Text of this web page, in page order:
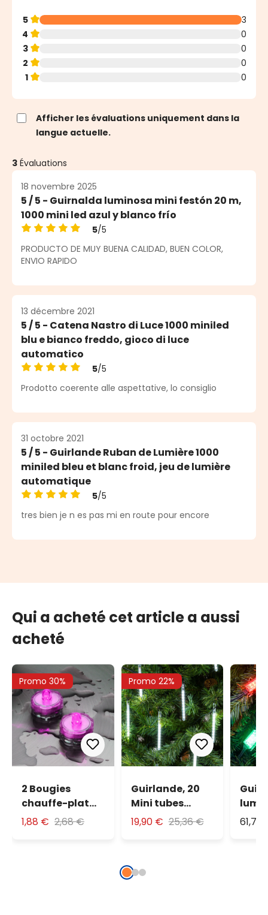
5
3
4
0
3
0
2
0
1
0
Afficher les évaluations uniquement dans la
langue actuelle.
3 Évaluations
18 novembre 2025
5 / 5 - Guirnalda luminosa mini festón 20 m,
1000 mini led azul y blanco frío
Note moyenne de 5 sur 5 étoiles
5/5
PRODUCTO DE MUY BUENA CALIDAD, BUEN COLOR,
ENVIO RAPIDO
13 décembre 2021
5 / 5 - Catena Nastro di Luce 1000 miniled
blu e bianco freddo, gioco di luce
automatico
Note moyenne de 5 sur 5 étoiles
5/5
Prodotto coerente alle aspettative, lo consiglio
31 octobre 2021
5 / 5 - Guirlande Ruban de Lumière 1000
miniled bleu et blanc froid, jeu de lumière
automatique
Note moyenne de 5 sur 5 étoiles
5/5
tres bien je n es pas mi en route pour encore
Qui a acheté cet article a aussi
acheté
Promo 30%
2 Bougies
chauffe-plat
led rose
1,88 € 2,68 €
Promo 22%
Guirlande, 20
Mini tubes
lumineux, led
19,90 € 25,36 € 61,74